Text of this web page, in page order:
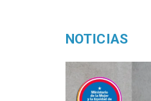
NOTICIAS